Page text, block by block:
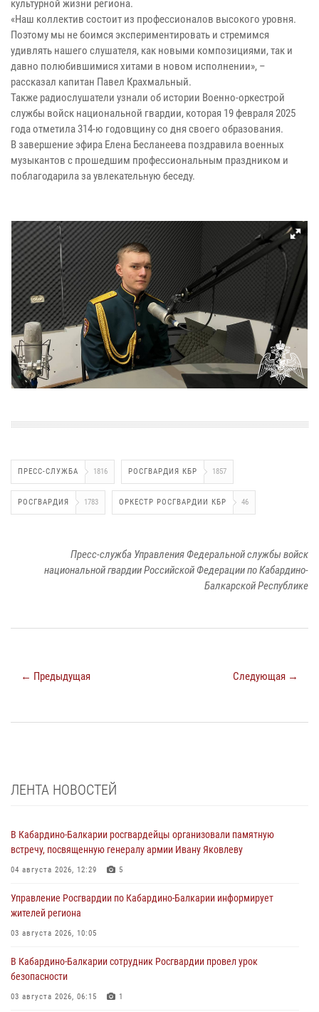
культурной жизни региона.
«Наш коллектив состоит из профессионалов высокого уровня.
Поэтому мы не боимся экспериментировать и стремимся
удивлять нашего слушателя, как новыми композициями, так и
давно полюбившимися хитами в новом исполнении», –
рассказал капитан Павел Крахмальный.
Также радиослушатели узнали об истории Военно-оркестрой
службы войск национальной гвардии, которая 19 февраля 2025
года отметила 314-ю годовщину со дня своего образования.
В завершение эфира Елена Бесланеева поздравила военных
музыкантов с прошедшим профессиональным праздником и
поблагодарила за увлекательную беседу.
ПРЕСС-СЛУЖБА 1816 РОСГВАРДИЯ КБР 1857
РОСГВАРДИЯ 1783 ОРКЕСТР РОСГВАРДИИ КБР 46
Пресс-служба Управления Федеральной службы войск
национальной гвардии Российской Федерации по Кабардино-
Балкарской Республике
← Предыдущая Следующая →
ЛЕНТА НОВОСТЕЙ
В Кабардино-Балкарии росгвардейцы организовали памятную
встречу, посвященную генералу армии Ивану Яковлеву
04 августа 2026, 12:29 5
Управление Росгвардии по Кабардино-Балкарии информирует
жителей региона
03 августа 2026, 10:05
В Кабардино‑Балкарии сотрудник Росгвардии провел урок
безопасности
03 августа 2026, 06:15 1